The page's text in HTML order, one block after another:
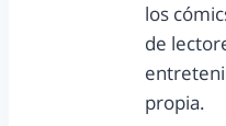
los
de
propia.